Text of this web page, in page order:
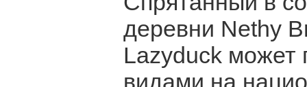
деревни Nethy
Lazyduck может
видами на